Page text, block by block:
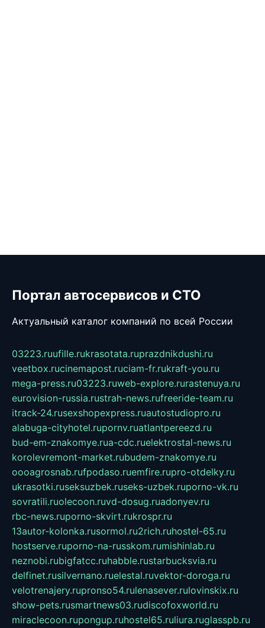
Портал автосервисов и СТО
Актуальный каталог компаний по всей России
03223.ruufille.rukrasotata.ruprazdnikdushi.ru
veetbox.rucinemapost.ruciam-fr.rukraft-you.ru
mega-press.ru03223.ruweb-explore.rurastenuya.ru
eurovision-russia.rustrah-news.rufreeride-team.ru
itrack-24.rusexshopexpress.ruautostudiopro.ru
alabuga-cityhotel.rupornv.ruatlantpereezd.ru
bud-em-znakomye.rua-cdc.ruelektrostal-news.ru
korolevremont-market.rubudem-znakomye.ru
oooagrosnab.rufpodaso.ruemfire.rupro-otdelky.ru
ukrasotki.ruseksuzbek.ruseks-uzbek.ruporno-vk.ru
sovratili.ruolecoon.ruvd-dosug.ruadonyev.ru
rbc-news.ruporno-skvirt.rukrospr.ru
13autor-kolonka.rusormol.ru2rich.ruhostel-65.ru
hostserve.ruporno-na-russkom.rumishinlab.ru
neznobi.rubigfatcc.ruhabble.rustarbucksvia.ru
delfinet.rusilvernano.ruelestal.ruvektor-doroga.ru
velotrenajery.rupronso54.rulenasever.rulovinskix.ru
show-pets.rusmartnews03.rudiscofoxworld.ru
miraclecoon.rupongup.ruhostel65.ruliura.ruglasspb.ru